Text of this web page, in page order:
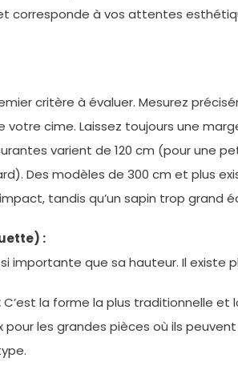
corresponde à vos attentes
critère à évaluer. Mesurez
cime. Laissez toujours une
varient de 120 cm (pour une
Des modèles de 300 cm et plus
tandis qu’un sapin trop grand
:
importante que sa hauteur. Il existe
C’est la forme la plus traditionnelle et
pour les grandes pièces où ils